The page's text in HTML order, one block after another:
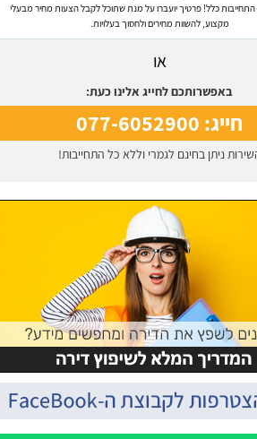
התחייבות כלל! פרטיך יועברו על מנת שתוכל לקבל הצעות מחיר מבעלי
מקצוע, להשוות מחירים ולחסוך בעלויות.
או
באפשרותכם לחייג אלינו כעת:
חייג: 077-6052900
ניתן בחינם לגמרי וללא כל התחייבות!